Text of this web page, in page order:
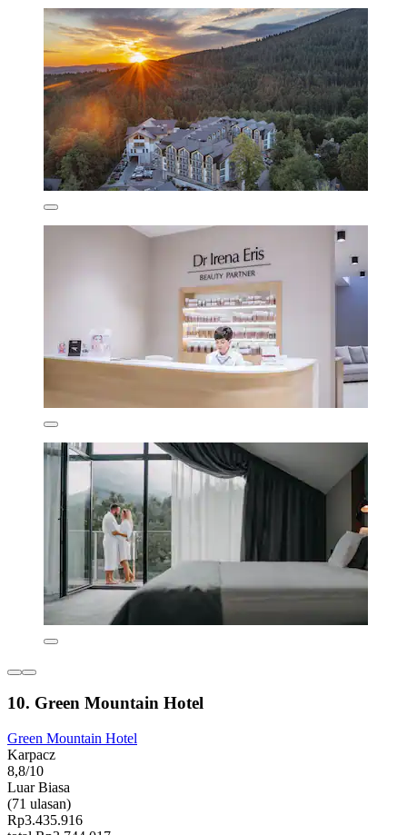
10. Green Mountain Hotel
Green Mountain Hotel
Karpacz
8,8/10
Luar Biasa
(71 ulasan)
Rp3.435.916